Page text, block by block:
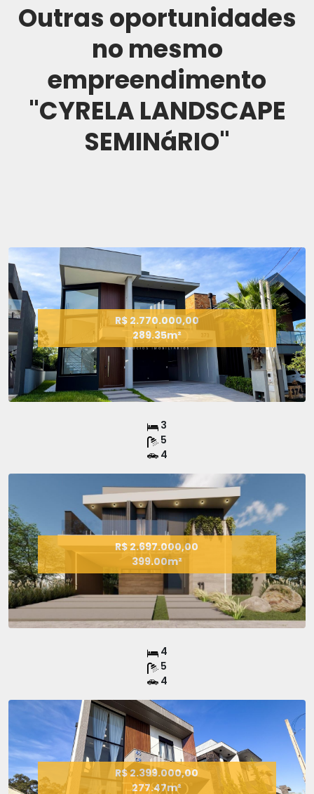
Outras oportunidades
no mesmo
empreendimento
"CYRELA LANDSCAPE
SEMINáRIO"
R$ 2.770.000,00
289.35m²
3
5
4
R$ 2.697.000,00
399.00m²
4
5
4
R$ 2.399.000,00
277.47m²